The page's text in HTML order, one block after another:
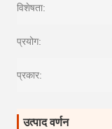
विशेषता:
प्रयोग:
प्रकार:
उत्पाद वर्णन